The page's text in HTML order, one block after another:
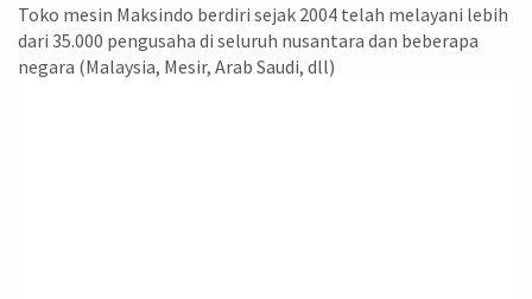
Toko mesin Maksindo berdiri sejak 2004 telah melayani lebih
dari 35.000 pengusaha di seluruh nusantara dan beberapa
negara (Malaysia, Mesir, Arab Saudi, dll)